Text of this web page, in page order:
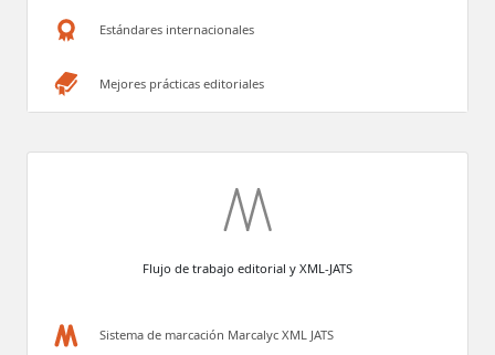
Estándares internacionales
Mejores prácticas editoriales
Flujo de trabajo editorial y XML-JATS
Sistema de marcación Marcalyc XML JATS